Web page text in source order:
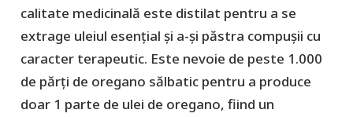
calitate medicinală este distilat pentru a se
extrage uleiul esențial și a-și păstra compușii cu
caracter terapeutic. Este nevoie de peste 1.000
de părți de oregano sălbatic pentru a produce
doar 1 parte de ulei de oregano, fiind un